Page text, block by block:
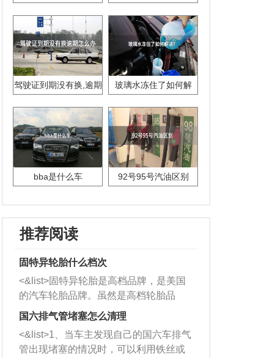
驾驶证到期没有换,逾期
玻璃水冻住了如何解
bba是什么车 92号95号汽油区别
推荐阅读
固特异轮胎什么档次
<&list>固特异轮胎是高档品牌，是美国
的汽车轮胎品牌。虽然是高档轮胎品
牌，但是中高低端的轮胎都有生产，这
也是为了更好的开拓市场。
国六排气管堵塞怎么清理
<&list>1、当车主发现自己的国六车排气
管出现堵塞的情况时，可以利用铁丝或